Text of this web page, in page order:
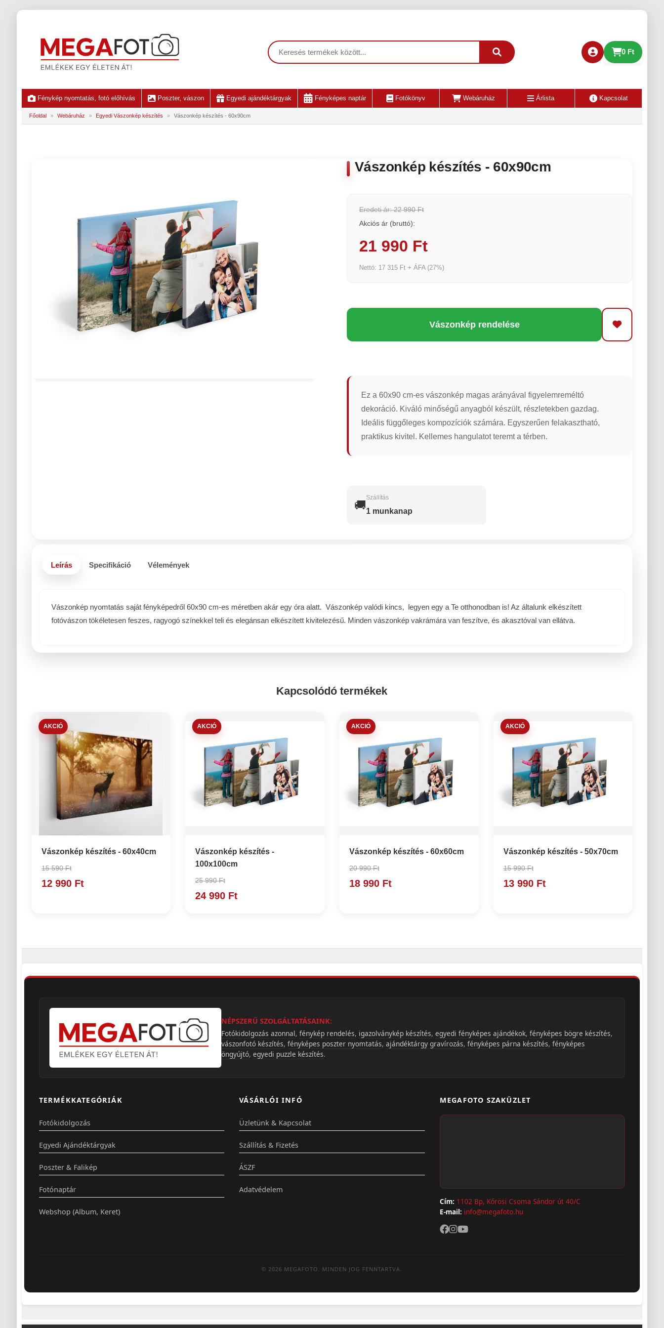
0 Ft
Fénykép nyomtatás, fotó előhívás Poszter, vászon Egyedi ajándéktárgyak Fényképes naptár Fotókönyv Webáruház Árlista Kapcsolat
Főoldal » Webáruház » Egyedi Vászonkép készítés » Vászonkép készítés - 60x90cm
Vászonkép készítés - 60x90cm
Eredeti ár: 22 990 Ft
Akciós ár (bruttó):
21 990 Ft
Nettó: 17 315 Ft + ÁFA (27%)
Vászonkép rendelése
Ez a 60x90 cm-es vászonkép magas arányával figyelemreméltó
dekoráció. Kiváló minőségű anyagból készült, részletekben gazdag.
Ideális függőleges kompozíciók számára. Egyszerűen felakasztható,
praktikus kivitel. Kellemes hangulatot teremt a térben.
🚚
Szállítás
1 munkanap
Leírás Specifikáció Vélemények
Vászonkép nyomtatás saját fényképedről 60x90 cm-es méretben akár egy óra alatt. Vászonkép valódi kincs, legyen egy a Te otthonodban is! Az általunk elkészített
fotóvászon tökéletesen feszes, ragyogó színekkel teli és elegánsan elkészített kivitelezésű. Minden vászonkép vakrámára van feszítve, és akasztóval van ellátva.
Kapcsolódó termékek
AKCIÓ
Vászonkép készítés - 60x40cm
15 590 Ft
12 990 Ft
AKCIÓ
Vászonkép készítés -
100x100cm
25 990 Ft
24 990 Ft
AKCIÓ
Vászonkép készítés - 60x60cm
20 990 Ft
18 990 Ft
AKCIÓ
Vászonkép készítés - 50x70cm
15 990 Ft
13 990 Ft
NÉPSZERŰ SZOLGÁLTATÁSAINK:
Fotókidolgozás azonnal, fénykép rendelés, igazolványkép készítés, egyedi fényképes ajándékok, fényképes bögre készítés,
vászonfotó készítés, fényképes poszter nyomtatás, ajándéktárgy gravírozás, fényképes párna készítés, fényképes
öngyújtó, egyedi puzzle készítés.
TERMÉKKATEGÓRIÁK
Fotókidolgozás
Egyedi Ajándéktárgyak
Poszter & Falikép
Fotónaptár
Webshop (Album, Keret)
VÁSÁRLÓI INFÓ
Üzletünk & Kapcsolat
Szállítás & Fizetés
ÁSZF
Adatvédelem
MEGAFOTO SZAKÜZLET
Cím: 1102 Bp, Kőrösi Csoma Sándor út 40/C
E-mail: info@megafoto.hu
© 2026 MEGAFOTO. MINDEN JOG FENNTARTVA.